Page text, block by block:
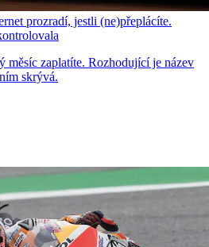
prozradí, jestli (ne)přeplácíte.
měsíc zaplatíte. Rozhodující je název
skrývá.